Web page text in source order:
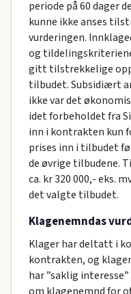
periode på 60 dager
kunne ikke anses
vurderingen.
og
gitt tilstrekkelige
tilbudet. Subsidiært
ikke var det
idet forbeholdet fra
inn i kontrakten kun
prises inn i tilbudet
de øvrige tilbudene.
ca. kr 320 000,- eks.
det valgte tilbudet.
Klagenemndas
Klager har deltatt i
kontrakten, og
har ”saklig